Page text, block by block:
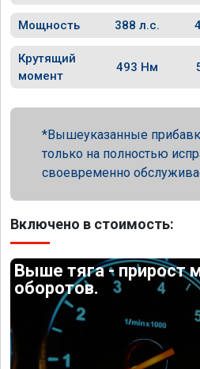
Мощность 388 л.с.
Крутящий
момент
493 Нм
Вышеуказанные
только на полностью
своевременно
Включено в стоимость:
Выше тяга - прирост
оборотов.